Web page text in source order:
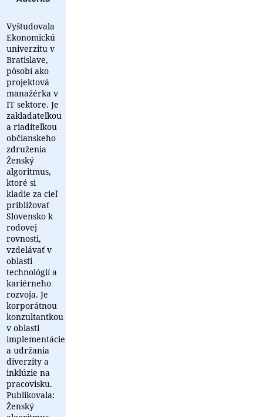
Vyštudovala
Ekonomickú
univerzitu v
Bratislave,
pôsobí ako
projektová
manažérka v
IT sektore. Je
zakladateľkou
a riaditeľkou
občianskeho
združenia
Ženský
algoritmus,
ktoré si
kladie za cieľ
približovať
Slovensko k
rodovej
rovnosti,
vzdelávať v
oblasti
technológií a
kariérneho
rozvoja. Je
korporátnou
konzultantkou
v oblasti
implementácie
a udržania
diverzity a
inklúzie na
pracovisku.
Publikovala:
Ženský